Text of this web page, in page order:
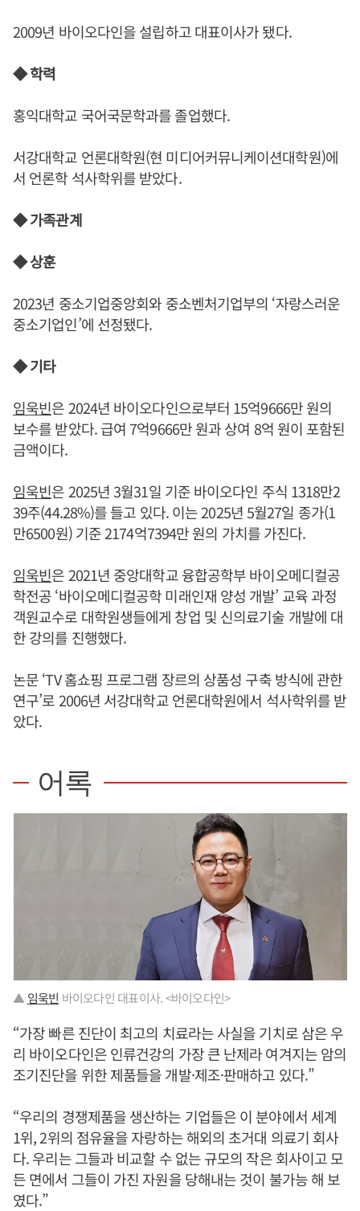
2009년 바이오다인을 설립하고 대표이사가 됐다.
◆ 학력
홍익대학교 국어국문학과를 졸업했다.
서강대학교 언론대학원(현 미디어커뮤니케이션대학원)에
서 언론학 석사학위를 받았다.
◆ 가족관계
◆ 상훈
2023년 중소기업중앙회와 중소벤처기업부의 ‘자랑스러운
중소기업인’에 선정됐다.
◆ 기타
임욱빈은 2024년 바이오다인으로부터 15억9666만 원의
보수를 받았다. 급여 7억9666만 원과 상여 8억 원이 포함된
금액이다.
임욱빈은 2025년 3월31일 기준 바이오다인 주식 1318만2
39주(44.28%)를 들고 있다. 이는 2025년 5월27일 종가(1
만6500원) 기준 2174억7394만 원의 가치를 가진다.
임욱빈은 2021년 중앙대학교 융합공학부 바이오메디컬공
학전공 ‘바이오메디컬공학 미래인재 양성 개발’ 교육 과정
객원교수로 대학원생들에게 창업 및 신의료기술 개발에 대
한 강의를 진행했다.
논문 ‘TV 홈쇼핑 프로그램 장르의 상품성 구축 방식에 관한
연구’로 2006년 서강대학교 언론대학원에서 석사학위를 받
았다.
어록
▲ 임욱빈 바이오다인 대표이사. <바이오다인>
“가장 빠른 진단이 최고의 치료라는 사실을 기치로 삼은 우
리 바이오다인은 인류건강의 가장 큰 난제라 여겨지는 암의
조기진단을 위한 제품들을 개발·제조·판매하고 있다.”
“우리의 경쟁제품을 생산하는 기업들은 이 분야에서 세계
1위, 2위의 점유율을 자랑하는 해외의 초거대 의료기 회사
다. 우리는 그들과 비교할 수 없는 규모의 작은 회사이고 모
든 면에서 그들이 가진 자원을 당해내는 것이 불가능 해 보
였다.”